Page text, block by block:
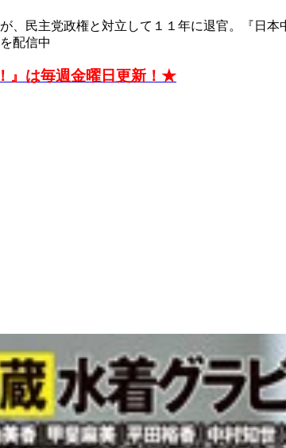
民主党政権と対立して１１年に退官。『日
配信中
』は毎週金曜日更新！★